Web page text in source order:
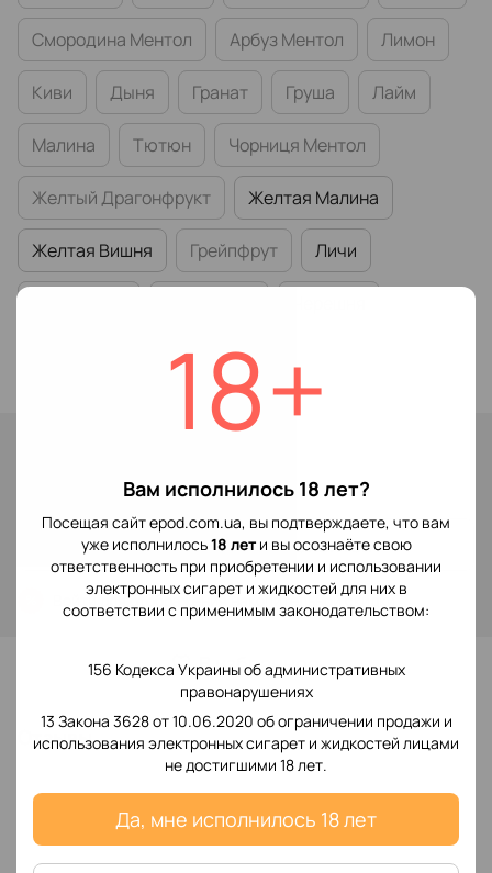
18+
Вам исполнилось 18 лет?
Посещая сайт epod.com.ua, вы подтверждаете, что вам
уже исполнилось18 лети вы осознаёте свою
ответственность при приобретении и использовании
электронных сигарет и жидкостей для них в
соответствии с применимым законодательством:
156 Кодекса Украины об административных
правонарушениях
13 Закона 3628 от 10.06.2020 об ограничении продажи и
использования электронных сигарет и жидкостей лицами
не достигшими 18 лет.
Да, мне исполнилось 18 лет
Смородина Ментол Арбуз Ментол Лимон
Киви Дыня Гранат Груша Лайм
Малина Тютюн Чорниця Ментол
Желтый Драгонфрукт Желтая Малина
Желтая Вишня Грейпфрут Личи
Ледяная Малина
299 грн
Сообщить, когда появится
Войтидля отображения накопительной скидки
В избранное
Отзывы